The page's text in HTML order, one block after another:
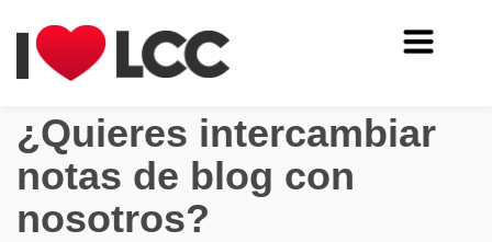
¿Quieres intercambiar
notas de blog con
nosotros?